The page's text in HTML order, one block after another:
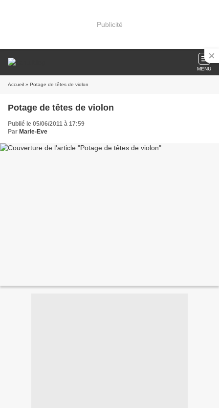
Publicité
MENU
Accueil » Potage de têtes de violon
Potage de têtes de violon
Publié le 05/06/2011 à 17:59
Par Marie-Eve